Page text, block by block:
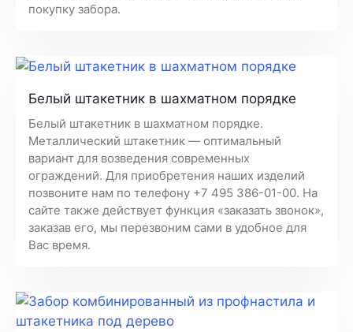
покупку забора.
Белый штакетник в шахматном порядке
Белый штакетник в шахматном порядке.
Металлический штакетник — оптимальный
вариант для возведения современных
ограждений. Для приобретения наших изделий
позвоните нам по телефону +7 495 386-01-00. На
сайте также действует функция «заказать звонок»,
заказав его, мы перезвоним сами в удобное для
Вас время.